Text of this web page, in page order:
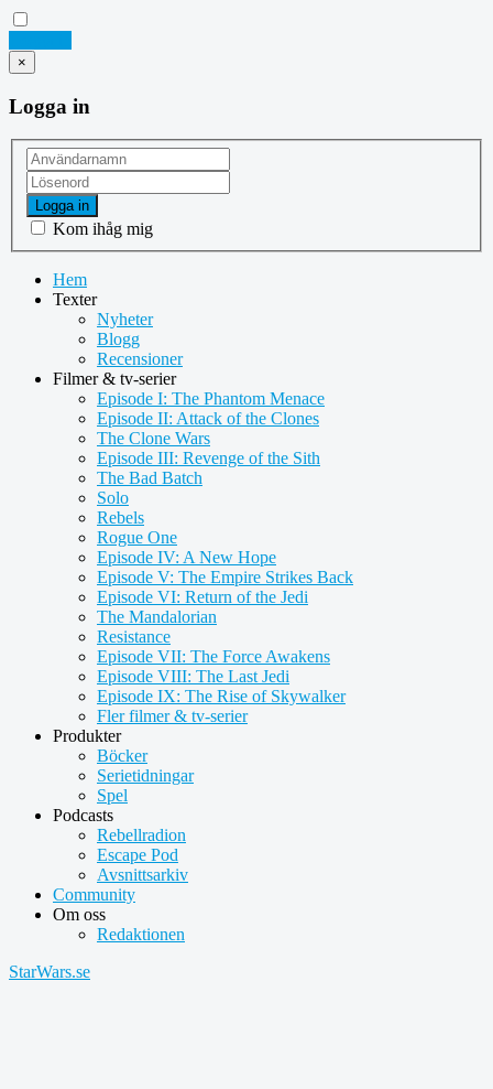
×
Logga in
Logga in
Kom ihåg mig
Hem
Texter
Nyheter
Blogg
Recensioner
Filmer & tv-serier
Episode I: The Phantom Menace
Episode II: Attack of the Clones
The Clone Wars
Episode III: Revenge of the Sith
The Bad Batch
Solo
Rebels
Rogue One
Episode IV: A New Hope
Episode V: The Empire Strikes Back
Episode VI: Return of the Jedi
The Mandalorian
Resistance
Episode VII: The Force Awakens
Episode VIII: The Last Jedi
Episode IX: The Rise of Skywalker
Fler filmer & tv-serier
Produkter
Böcker
Serietidningar
Spel
Podcasts
Rebellradion
Escape Pod
Avsnittsarkiv
Community
Om oss
Redaktionen
StarWars.se